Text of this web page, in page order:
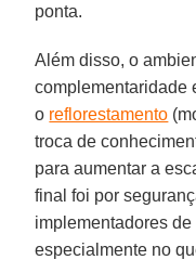
ponta.
Além disso, o
complementaridade
o reflorestamento
troca de
para aumentar a
final foi por
implementadores
especialmente no